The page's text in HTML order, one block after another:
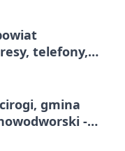
telefony,
gmina
-